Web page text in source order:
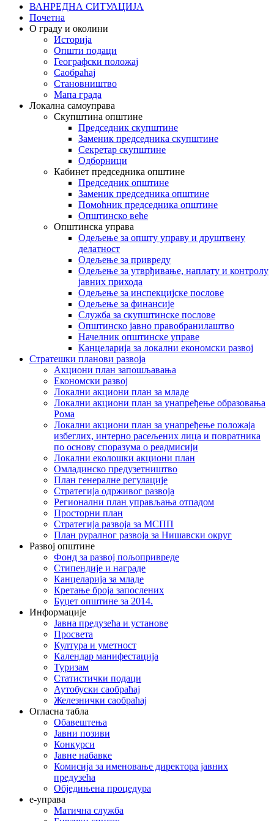
ВАНРЕДНА СИТУАЦИЈА
Почетна
О граду и околини
Историја
Општи подаци
Географски положај
Саобраћај
Становништво
Мапа града
Локална самоуправа
Скупштина општине
Председник скупштине
Заменик председника скупштине
Секретар скупштине
Одборници
Кабинет председника општине
Председник општине
Заменик председника општине
Помоћник председника општине
Општинско веће
Општинска управа
Одељење за општу управу и друштвену
делатност
Одељење за привреду
Одељење за утврђивање, наплату и контролу
јавних прихода
Одељење за инспекцијске послове
Одељење за финансије
Служба за скупштинске послове
Општинско јавно правобранилаштво
Начелник општинске управе
Канцеларија за локални економски развој
Стратешки планови развоја
Акциони план запошљавања
Економски развој
Локални акциони план за младе
Локални акциони план за унапређење образовања
Рома
Локални акциони план за унапређење положаја
избеглих, интерно расељених лица и повратника
по основу споразума о реадмисији
Локални еколошки акциони план
Омладинско предузетништво
План генералне регулације
Стратегија одрживог развоја
Регионални план управљања отпадом
Просторни план
Стратегија развоја за МСПП
План руралног развоја за Нишавски округ
Развој општине
Фонд за развој пољопривреде
Стипендије и награде
Канцеларија за младе
Кретање броја запослених
Буџет општине за 2014.
Информације
Јавна предузећа и установе
Просвета
Култура и уметност
Календар манифестација
Туризам
Статистички подаци
Аутобуски саобраћај
Железнички саобраћај
Огласна табла
Обавештења
Јавни позиви
Конкурси
Јавне набавке
Комисија за именовање директора јавних
предузећа
Обједињена процедура
е-управа
Матична служба